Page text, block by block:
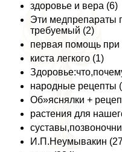
здоровье и вера (6)
Эти медпрепараты
требуемый (2)
первая помощь при
киста легкого (1)
народные рецепты
Об»яснялки +
растения для
И.П.Неумывакин